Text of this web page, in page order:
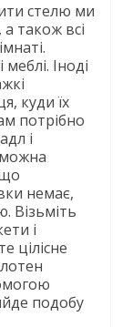
стелю ми
також всі
Іноді
куди їх
потрібно
і
можна
немає,
Візьміть
і
цілісне
подобу